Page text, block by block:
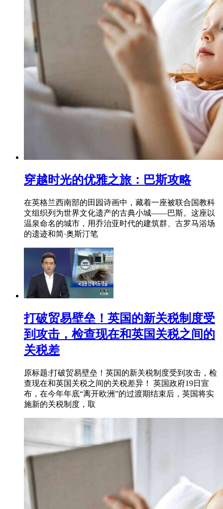
穿越时光的优雅之旅：巴斯攻略
在英格兰西南部的田园诗画中，藏着一座被联合国教科
文组织列为世界文化遗产的古典小城——巴斯。这座以
温泉命名的城市，用乔治亚时代的建筑群、古罗马浴场
的遗迹和简·奥斯汀笔
打破贸易壁垒！英国的新关税制度受
到攻击，检查现在和英国关税之间的
关税差
原标题:打破贸易壁垒！英国的新关税制度受到攻击，检
查现在和英国关税之间的关税差异！ 英国政府19日宣
布，在今年年底“离开欧洲”的过渡期结束后，英国将实
施新的关税制度，取